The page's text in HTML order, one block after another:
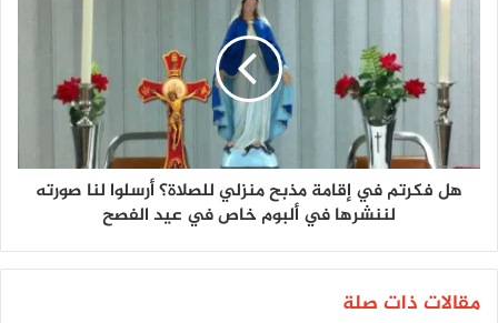
هل فكرتم في إقامة مذبح منزلي للصلاة؟ أرسلوا لنا صورته
لننشرها في ألبوم خاص في عيد الفصح
مقالات ذات صلة